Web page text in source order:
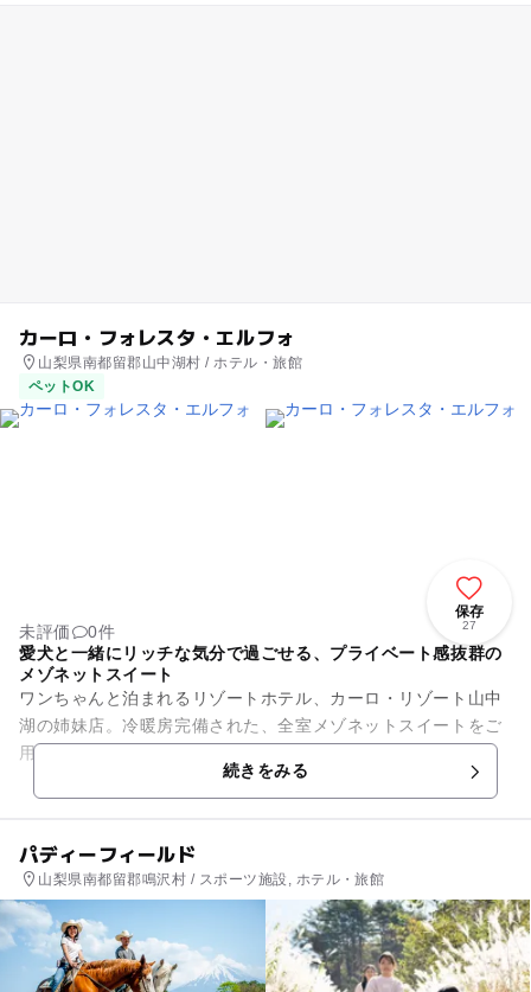
カーロ・フォレスタ・エルフォ
山梨県南都留郡山中湖村 / ホテル・旅館
ペットOK
保存
27
未評価
0件
愛犬と一緒にリッチな気分で過ごせる、プライベート感抜群の
メゾネットスイート
ワンちゃんと泊まれるリゾートホテル、カーロ・リゾート山中
湖の姉妹店。冷暖房完備された、全室メゾネットスイートをご
用意。部屋数は4つとプライベート感もバッチリ。木づかいた
っぷりのお部屋とコンセプト...続きをみる
パディーフィールド
山梨県南都留郡鳴沢村 / スポーツ施設, ホテル・旅館